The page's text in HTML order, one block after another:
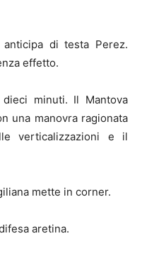
di testa Perez.
effetto.
minuti. Il Mantova
una manovra ragionata
verticalizzazioni e il
mette in corner.
aretina.